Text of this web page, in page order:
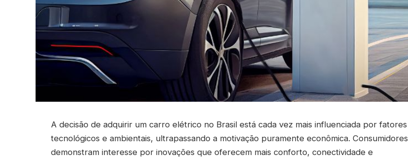
A decisão de adquirir um carro elétrico no Brasil está cada vez mais influenciada por fatores
tecnológicos e ambientais, ultrapassando a motivação puramente econômica. Consumidores
demonstram interesse por inovações que oferecem mais conforto, conectividade e